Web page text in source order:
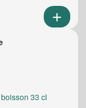
33 cl